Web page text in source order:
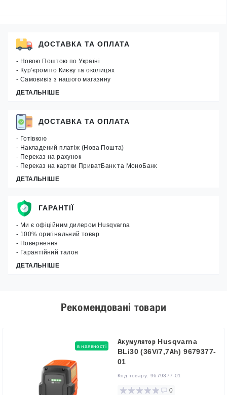
ДОСТАВКА ТА ОПЛАТА
- Новою Поштою по Україні
- Кур’єром по Києву та околицях
- Самовивіз з нашого магазину
ДЕТАЛЬНІШЕ
ДОСТАВКА ТА ОПЛАТА
- Готівкою
- Накладений платіж (Нова Пошта)
- Переказ на рахунок
- Переказ на картки ПриватБанк та МоноБанк
ДЕТАЛЬНІШЕ
ГАРАНТІЇ
- Ми є офіційним дилером Husqvarna
- 100% оригінальний товар
- Повернення
- Гарантійний талон
ДЕТАЛЬНІШЕ
Рекомендовані товари
в наявності
Акумулятор Husqvarna
BLi30 (36V/7,7Аh) 9679377-
01
Код товару: 9679377-01
0